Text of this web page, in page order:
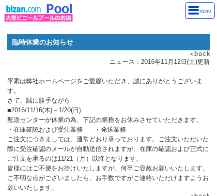
MENU
臨時休業のお知らせ
ニュース：2016年11月12日(土)更新
平素は弊社ホームページをご愛顧いただき、誠にありがとうございま
す。
さて、誠に勝手ながら
■2016/11/16(木)～1/20(日)
配送センターが休業の為、下記の業務をお休みさせていただきます。
・在庫確認および受注業務 ・発送業務
ご注文につきましては、通常どおり承っております。ご注文いただいた
際に受注確認のメールが自動送信されますが、在庫の確認および正式に
ご注文を承るのは11/21（月）以降となります。
皆様にはご不便をお掛けいたしますが、何卒ご容赦お願いいたします。
ご不明な点がございましたら、お手数ですがご連絡いただけますようお
願いいたします。